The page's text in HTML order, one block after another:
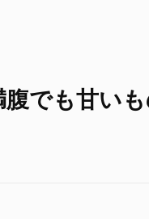
腹でも甘い